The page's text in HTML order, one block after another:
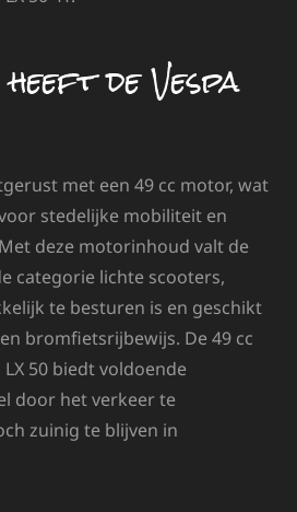
de Vespa
met een 49 cc motor, wat
stedelijke mobiliteit en
deze motorinhoud valt de
categorie lichte scooters,
te besturen is en geschikt
bromfietsrijbewijs. De 49 cc
50 biedt voldoende
door het verkeer te
zuinig te blijven in